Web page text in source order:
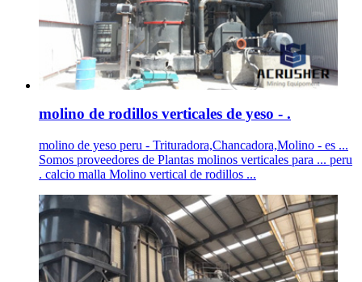
molino de rodillos verticales de yeso - .
molino de yeso peru - Trituradora,Chancadora,Molino - es ...
Somos proveedores de Plantas molinos verticales para ... peru
. calcio malla Molino vertical de rodillos ...